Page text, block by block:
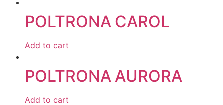
POLTRONA CAROL
Add to cart
POLTRONA AURORA
Add to cart